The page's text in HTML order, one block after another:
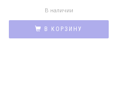
В наличии
В КОРЗИНУ